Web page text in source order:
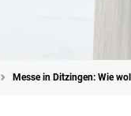
Messe in Ditzingen: Wie